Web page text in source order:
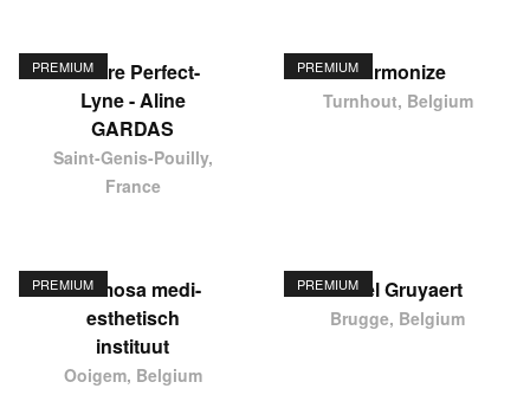
PREMIUMCentre Perfect-
Lyne - Aline
GARDAS
Saint-Genis-Pouilly,
France
PREMIUMHarmonize
Turnhout, Belgium
PREMIUMHermosa medi-
esthetisch
instituut
Ooigem, Belgium
PREMIUMKarel Gruyaert
Brugge, Belgium